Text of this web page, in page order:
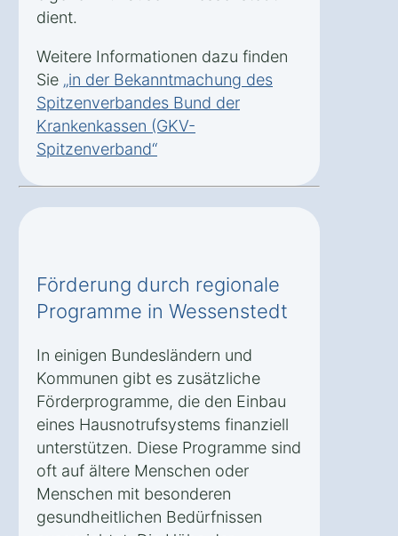
dient.
Weitere Informationen dazu finden
Sie „in der Bekanntmachung des
Spitzenverbandes Bund der
Krankenkassen (GKV-
Spitzenverband“
Förderung durch regionale
Programme in Wessenstedt
In einigen Bundesländern und
Kommunen gibt es zusätzliche
Förderprogramme, die den Einbau
eines Hausnotrufsystems finanziell
unterstützen. Diese Programme sind
oft auf ältere Menschen oder
Menschen mit besonderen
gesundheitlichen Bedürfnissen